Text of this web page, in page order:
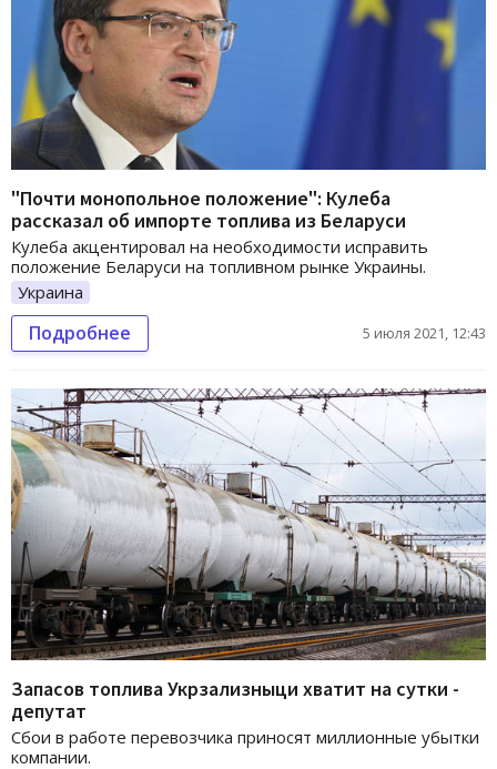
"Почти монопольное положение": Кулеба
рассказал об импорте топлива из Беларуси
Кулеба акцентировал на необходимости исправить
положение Беларуси на топливном рынке Украины.
Украина
Подробнее 5 июля 2021, 12:43
Запасов топлива Укрзализныци хватит на сутки -
депутат
Сбои в работе перевозчика приносят миллионные убытки
компании.